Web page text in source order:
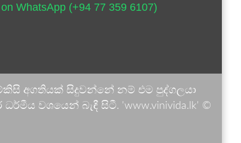
WhatsApp (+94 77 359 6107)
අගතියක් සිදුවන්නේ නම් එම පුද්ගලයා
වශයෙන් බැඳී සිටී. 'www.vinivida.lk' ©